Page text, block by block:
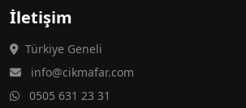
İletişim
Türkiye Geneli
info@cikmafar.com
0505 631 23 31